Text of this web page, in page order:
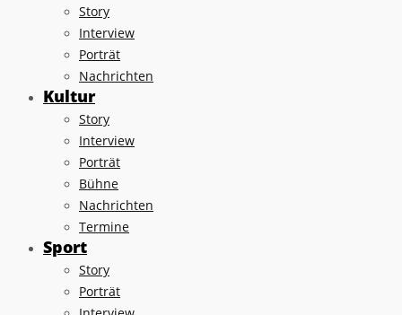
Story
Interview
Porträt
Nachrichten
Kultur
Story
Interview
Porträt
Bühne
Nachrichten
Termine
Sport
Story
Porträt